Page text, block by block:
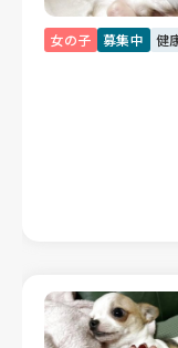
女の子 募集中 健